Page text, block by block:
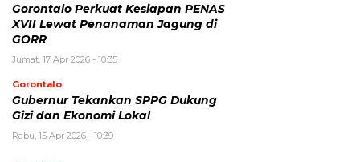
Gorontalo Perkuat Kesiapan PENAS
XVII Lewat Penanaman Jagung di
GORR
Jumat, 17 Apr 2026 - 10:35
Gorontalo
Gubernur Tekankan SPPG Dukung
Gizi dan Ekonomi Lokal
Rabu, 15 Apr 2026 - 10:39